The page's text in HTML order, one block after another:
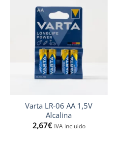
Varta LR-06 AA 1,5V
Alcalina
2,67€ IVA incluido